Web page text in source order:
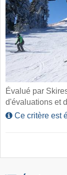
Évalué par
d'évaluations et
Ce critère est